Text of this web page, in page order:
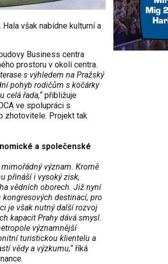
Hala však nabídne kulturní a
Business centra
ého prostoru v okolí centra.
s výhledem na Pražský
pohyb rodičům s kočárky
celá řada,“přibližuje
ve spolupráci s
zhotovitele. Projekt tak
é a společenské
mimořádný význam. Kromě
přináší i vysoký zisk,
vědních oborech. Již nyní
kongresových destinací, pro
je však nutný další rozvoj
kapacit Prahy dává smysl.
významnější
turistickou klientelu a
vědy a výzkumu,“ říká